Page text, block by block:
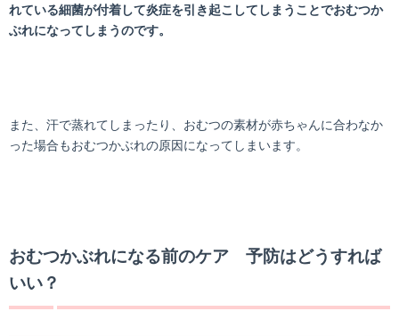
れている細菌が付着して炎症を引き起こしてしまうことでおむつか
ぶれになってしまうのです。
また、汗で蒸れてしまったり、おむつの素材が赤ちゃんに合わなか
った場合もおむつかぶれの原因になってしまいます。
おむつかぶれになる前のケア 予防はどうすれば
いい？